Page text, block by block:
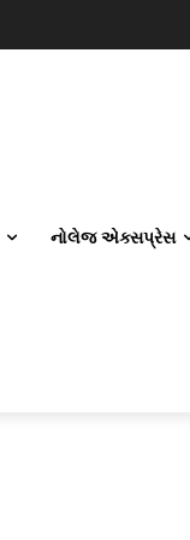
નોલેજ એક્સપ્રેસ